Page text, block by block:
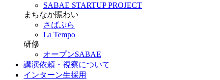
SABAE STARTUP PROJECT
まちなか賑わい
さばぷら
La Tempo
研修
オープンSABAE
講演依頼・視察について
インターン生採用